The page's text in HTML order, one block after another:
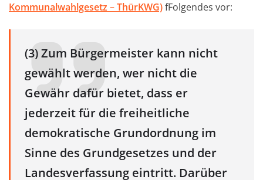
Kommunalwahlgesetz – ThürKWG)fFolgendes vor:
(3) Zum Bürgermeister kann nicht
gewählt werden, wer nicht die
Gewähr dafür bietet, dass er
jederzeit für die freiheitliche
demokratische Grundordnung im
Sinne des Grundgesetzes und der
Landesverfassung eintritt. Darüber